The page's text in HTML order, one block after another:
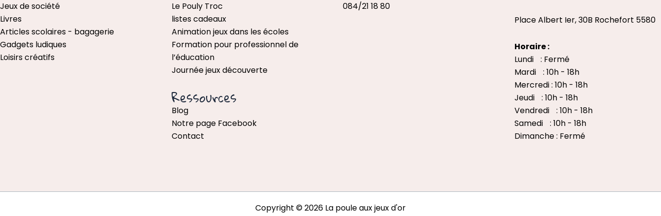
Jeux de société
Livres
Articles scolaires - bagagerie
Gadgets ludiques
Loisirs créatifs
Le Pouly Troc
listes cadeaux
Animation jeux dans les écoles
Formation pour professionnel de
l’éducation
Journée jeux découverte
Ressources
Blog
Notre page Facebook
Contact
084/21 18 80
Place Albert Ier, 30B Rochefort 5580
Horaire :
Lundi : Fermé
Mardi : 10h - 18h
Mercredi : 10h - 18h
Jeudi : 10h - 18h
Vendredi : 10h - 18h
Samedi : 10h - 18h
Dimanche : Fermé
Copyright © 2026 La poule aux jeux d'or